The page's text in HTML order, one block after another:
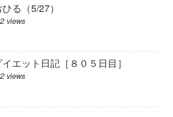
る（5/27）
views
イエット日記［８０５日目］
views